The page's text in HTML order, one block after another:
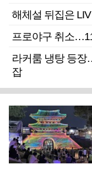
해체설 뒤집은
프로야구 취소
라커룸 냉탕 등장
잡